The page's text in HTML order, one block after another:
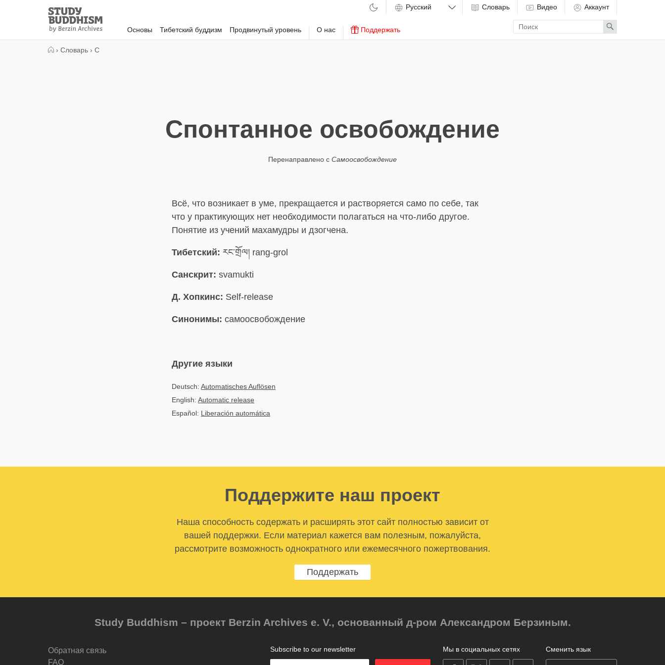
Study
Buddhism
Home
Основы Тибетский буддизм Продвинутый уровень О нас Поддержать
Словарь Видео Аккаунт
Enter
search
term
Search
› Словарь › С
Спонтанное освобождение
Перенаправлено с Самоосвобождение
Всё, что возникает в уме, прекращается и растворяется само по себе, так
что у практикующих нет необходимости полагаться на что-либо другое.
Понятие из учений махамудры и дзогчена.
Тибетский: རང་གྲོལ། rang-grol
Санскрит: svamukti
Д. Хопкинс: Self-release
Синонимы: самоосвобождение
Другие языки
Deutsch: Automatisches Auflösen
English: Automatic release
Español: Liberación automática
Поддержите наш проект
Наша способность содержать и расширять этот сайт полностью зависит от
вашей поддержки. Если материал кажется вам полезным, пожалуйста,
рассмотрите возможность однократного или ежемесячного пожертвования.
Поддержать
Study Buddhism – проект Berzin Archives e. V., основанный д-ром Александром Берзиным.
Обратная связь
FAQ
Сменить язык
Мы в социальных сетях
on
on on
Subscribe to our newsletter